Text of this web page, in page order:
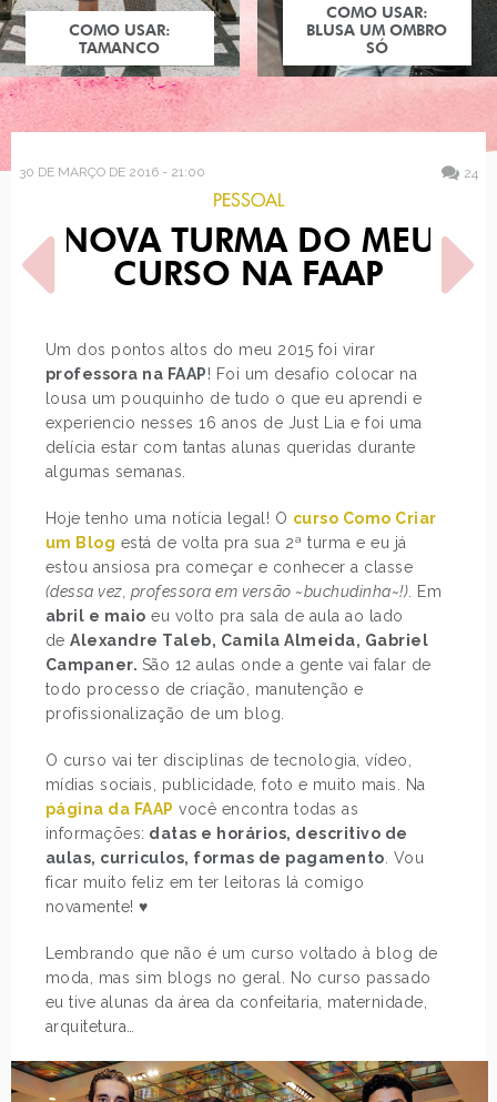
COMO USAR:
TAMANCO
COMO USAR:
BLUSA UM OMBRO
SÓ
30 DE MARÇO DE 2016 - 21:00 24
PESSOAL
NOVA TURMA DO MEU
CURSO NA FAAP
Um dos pontos altos do meu 2015 foi virar
professora na FAAP! Foi um desafio colocar na
lousa um pouquinho de tudo o que eu aprendi e
experiencio nesses 16 anos de Just Lia e foi uma
delícia estar com tantas alunas queridas durante
algumas semanas.
Hoje tenho uma notícia legal! O curso Como Criar
um Blog está de volta pra sua 2ª turma e eu já
estou ansiosa pra começar e conhecer a classe
(dessa vez, professora em versão ~buchudinha~!) . Em
abril e maio eu volto pra sala de aula ao lado
deAlexandre Taleb, Camila Almeida, Gabriel
Campaner. São 12 aulas onde a gente vai falar de
todo processo de criação, manutenção e
profissionalização de um blog.
O curso vai ter disciplinas de tecnologia, vídeo,
mídias sociais, publicidade, foto e muito mais. Na
página da FAAP você encontra todas as
informações: datas e horários, descritivo de
aulas, curriculos, formas de pagamento . Vou
ficar muito feliz em ter leitoras lá comigo
novamente! ♥
Lembrando que não é um curso voltado à blog de
moda, mas sim blogs no geral. No curso passado
eu tive alunas da área da confeitaria, maternidade,
arquitetura…
POST ANTERIOR
MISTÉRIO E ROMANCE NA
COLEÇÃO SECRET BOOK
PRÓXIMO POST
ESTILO DE BLOGUEIRA:
CHERYL VAN DEN BERG